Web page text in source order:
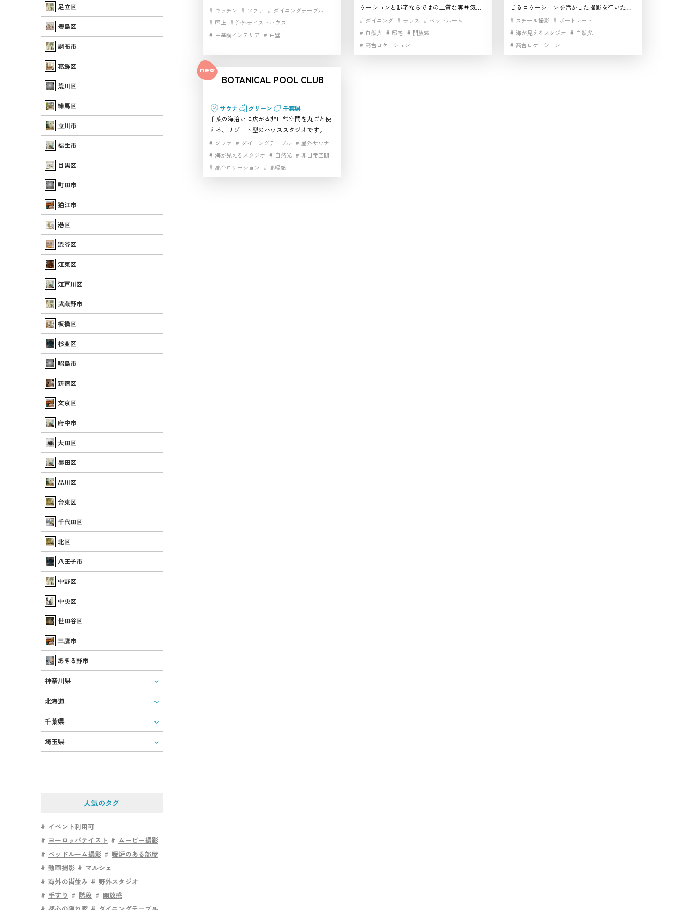
足立区
豊島区
調布市
葛飾区
荒川区
練馬区
立川市
福生市
目黒区
町田市
狛江市
港区
渋谷区
江東区
江戸川区
武蔵野市
板橋区
杉並区
昭島市
新宿区
文京区
府中市
大田区
墨田区
品川区
台東区
千代田区
北区
八王子市
中野区
中央区
世田谷区
三鷹市
あきる野市
神奈川県
北海道
千葉県
埼玉県
人気のタグ
イベント利用可
ヨーロッパテイスト
ムービー撮影
ベッドルーム撮影
暖炉のある部屋
動画撮影
マルシェ
海外の街並み
野外スタジオ
手すり
階段
開放感
ススタジオです。北欧風キッチンやヴィンテ
応できる撮影スタジオとして使いやすい空間
リアリティを両立したハウススタジオを探し
ている方にもなじみやすく、背景バリエーシ
ョンを重視する案件にもおすすめしやすい一
キッチン ソファ
ダイニングテーブル
屋上
海外テイストハウス
白基調インテリア
白壁
ケーションと邸宅ならではの上質な雰囲気が
魅力のハウススタジオです。応接間、ダイニ
ング、庭、プールサイドまで使えるため、シ
す。アンティーク家具が映える室内は、広告
ダイニング テラス
ベッドルーム
自然光
邸宅
開放感
高台ロケーション
じるロケーションを活かした撮影を行いたい
方に向いた空間です。自然光が入る室内に加
え、白基調の明るいフロアや屋上ルーフテラ
変えやすいのが魅力です。景観と空気感を活
スチール撮影
ポートレート
海が見えるスタジオ
自然光
高台ロケーション
BOTANICAL POOL CLUB
サウナ グリーン
千葉県
千葉の海沿いに広がる非日常空間を丸ごと使
える、リゾート型のハウススタジオです。円
形プールやインフィニティプール、ガーデ
ン、ラウンジなど多彩なシーンが敷地内に点
きる撮影スタジオとして高い評価を集めてい
ソファ ダイニングテーブル
屋外サウナ
海が見えるスタジオ
自然光
非日常空間
高台ロケーション
高級感